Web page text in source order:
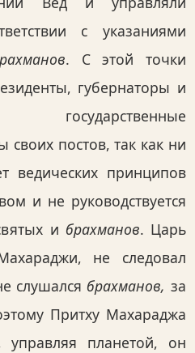
с указаниями
. С этой точки
губернаторы и
государственные
своих постов, так как ни
ведических принципов
и не руководствуется
и брахманов. Царь
не следовал
слушался брахманов, за
Притху Махараджа
управляя планетой, он